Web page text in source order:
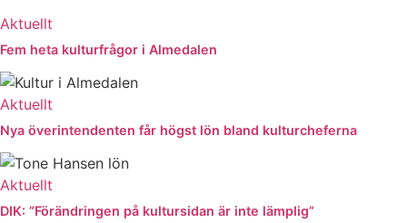
Aktuellt
Fem heta kulturfrågor i Almedalen
Aktuellt
Nya överintendenten får högst lön bland kulturcheferna
Aktuellt
DIK: ”Förändringen på kultursidan är inte lämplig”